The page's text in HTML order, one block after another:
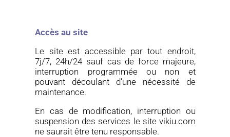
Accès au site
Le site est accessible par tout endroit,
7j/7, 24h/24 sauf cas de force majeure,
interruption programmée ou non et
pouvant découlant d’une nécessité de
maintenance.
En cas de modification, interruption ou
suspension des services le site vikiu.com
ne saurait être tenu responsable.